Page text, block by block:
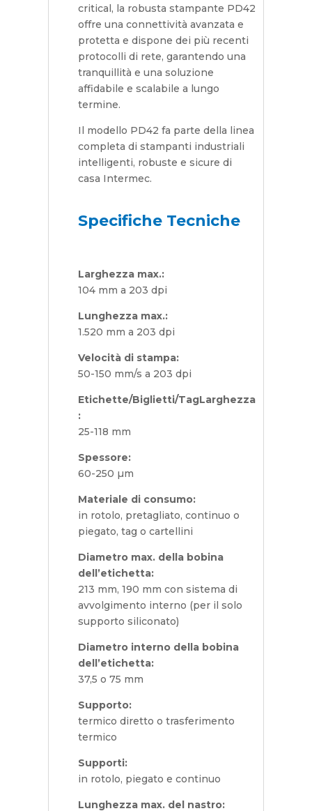
critical, la robusta stampante PD42
offre una connettività avanzata e
protetta e dispone dei più recenti
protocolli di rete, garantendo una
tranquillità e una soluzione
affidabile e scalabile a lungo
termine.
Il modello PD42 fa parte della linea
completa di stampanti industriali
intelligenti, robuste e sicure di
casa Intermec.
Specifiche Tecniche
Larghezza max.:
104 mm a 203 dpi
Lunghezza max.:
1.520 mm a 203 dpi
Velocità di stampa:
50-­150 mm/s a 203 dpi
Etichette/Biglietti/TagLarghezza
:
25-­118 mm
Spessore:
60­-250 µm
Materiale di consumo:
in rotolo, pretagliato, continuo o
piegato, tag o cartellini
Diametro max. della bobina
dell’etichetta:
213 mm, 190 mm con sistema di
avvolgimento interno (per il solo
supporto siliconato)
Diametro interno della bobina
dell’etichetta:
37,5 o 75 mm
Supporto:
termico diretto o trasferimento
termico
Supporti:
in rotolo, piegato e continuo
Lunghezza max. del nastro: